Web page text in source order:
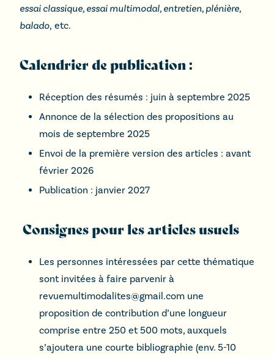
essai classique, essai multimodal, entretien, plénière,
balado, etc.
Calendrier de publication :
Réception des résumés : juin à septembre 2025
Annonce de la sélection des propositions au
mois de septembre 2025
Envoi de la première version des articles : avant
février 2026
Publication : janvier 2027
Consignes pour les articles usuels
Les personnes intéressées par cette thématique
sont invitées à faire parvenir à
revuemultimodalites@gmail.com une
proposition de contribution d’une longueur
comprise entre 250 et 500 mots, auxquels
s’ajoutera une courte bibliographie (env. 5-10